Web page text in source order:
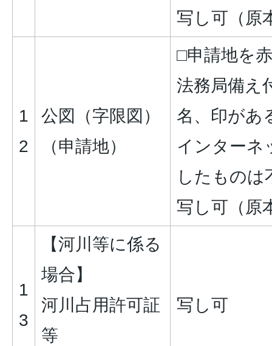
写し可（原
1
2
公図（字限図）
（申請地）
□申請地を
法務局備え
名、印があ
インターネ
したものは
写し可（原
1
3
【河川等に係る
場合】
河川占用許可証
等
写し可